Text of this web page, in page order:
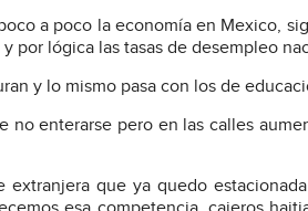
a poco la economía en Mexico,
por lógica las tasas de desempleo
y lo mismo pasa con los de
no enterarse pero en las calles
extranjera que ya quedo